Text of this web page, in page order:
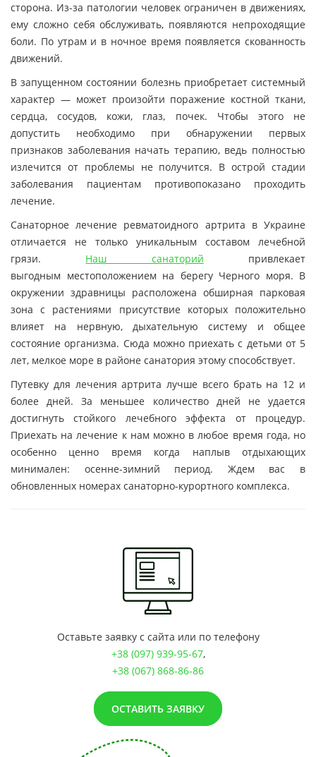
сторона. Из-за патологии человек ограничен в движениях,
ему сложно себя обслуживать, появляются непроходящие
боли. По утрам и в ночное время появляется скованность
движений.
В запущенном состоянии болезнь приобретает системный
характер — может произойти поражение костной ткани,
сердца, сосудов, кожи, глаз, почек. Чтобы этого не
допустить необходимо при обнаружении первых
признаков заболевания начать терапию, ведь полностью
излечится от проблемы не получится. В острой стадии
заболевания пациентам противопоказано проходить
лечение.
Санаторное лечение ревматоидного артрита в Украине
отличается не только уникальным составом лечебной
грязи. Наш санаторий привлекает
выгодным местоположением на берегу Черного моря. В
окружении здравницы расположена обширная парковая
зона с растениями присутствие которых положительно
влияет на нервную, дыхательную систему и общее
состояние организма. Сюда можно приехать с детьми от 5
лет, мелкое море в районе санатория этому способствует.
Путевку для лечения артрита лучше всего брать на 12 и
более дней. За меньшее количество дней не удается
достигнуть стойкого лечебного эффекта от процедур.
Приехать на лечение к нам можно в любое время года, но
особенно ценно время когда наплыв отдыхающих
минимален: осенне-зимний период. Ждем вас в
обновленных номерах санаторно-курортного комплекса.
Оставьте заявку с сайта или по телефону
+38 (097) 939-95-67,
+38 (067) 868-86-86
ОСТАВИТЬ ЗАЯВКУ